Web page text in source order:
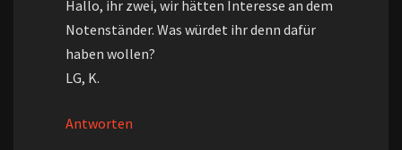
Hallo, ihr zwei, wir hätten Interesse an dem
Notenständer. Was würdet ihr denn dafür
haben wollen?
LG, K.
Antworten